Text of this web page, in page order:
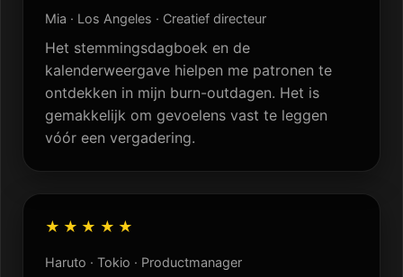
Mia · Los Angeles · Creatief directeur
Het stemmingsdagboek en de
kalenderweergave hielpen me patronen te
ontdekken in mijn burn-outdagen. Het is
gemakkelijk om gevoelens vast te leggen
vóór een vergadering.
★★★★★
Haruto · Tokio · Productmanager